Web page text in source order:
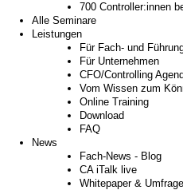
700 Controller:innen
Alle Seminare
Leistungen
Für Fach- und
Für Unternehmen
CFO/Controlling
Vom Wissen zum
Online Training
Download
FAQ
News
Fach-News - Blog
CA iTalk live
Whitepaper &